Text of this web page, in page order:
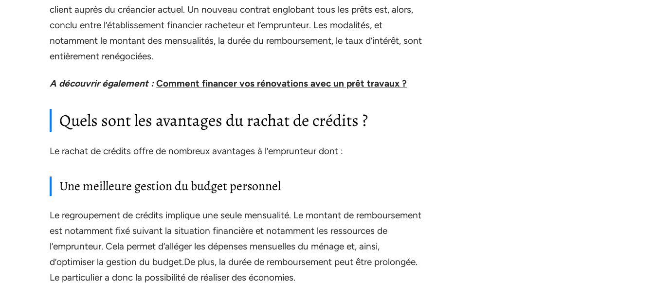
client auprès du créancier actuel. Un nouveau contrat englobant tous les prêts est, alors,
conclu entre l’établissement financier racheteur et l’emprunteur. Les modalités, et
notamment le montant des mensualités, la durée du remboursement, le taux d’intérêt, sont
entièrement renégociées.
A découvrir également : Comment financer vos rénovations avec un prêt travaux ?
Quels sont les avantages du rachat de crédits ?
Le rachat de crédits offre de nombreux avantages à l’emprunteur dont :
Une meilleure gestion du budget personnel
Le regroupement de crédits implique une seule mensualité. Le montant de remboursement
est notamment fixé suivant la situation financière et notamment les ressources de
l’emprunteur. Cela permet d’alléger les dépenses mensuelles du ménage et, ainsi,
d’optimiser la gestion du budget.De plus, la durée de remboursement peut être prolongée.
Le particulier a donc la possibilité de réaliser des économies.